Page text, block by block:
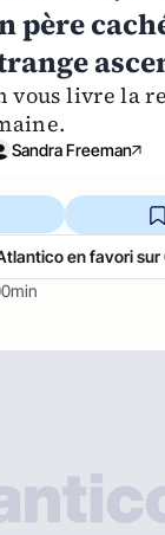
père
vous livre la
Sandra Freeman
en favori sur